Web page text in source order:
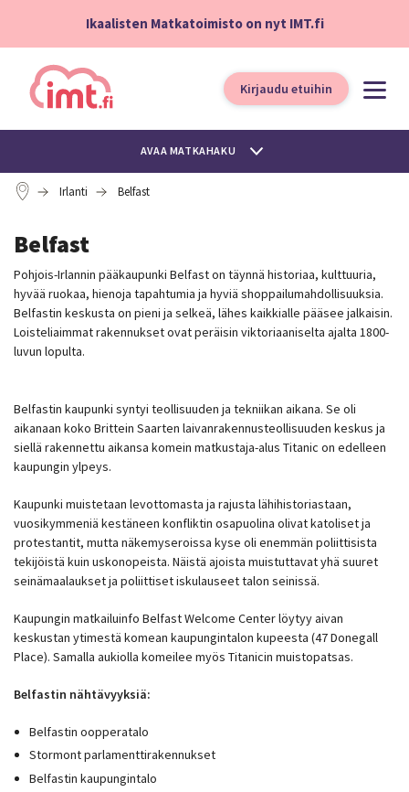
Ikaalisten Matkatoimisto on nyt IMT.fi
Kirjaudu etuihin
AVAA MATKAHAKU
Irlanti Belfast
Belfast
Pohjois-Irlannin pääkaupunki Belfast on täynnä historiaa, kulttuuria,
hyvää ruokaa, hienoja tapahtumia ja hyviä shoppailumahdollisuuksia.
Belfastin keskusta on pieni ja selkeä, lähes kaikkialle pääsee jalkaisin.
Loisteliaimmat rakennukset ovat peräisin viktoriaaniselta ajalta 1800-
luvun lopulta.
Belfastin kaupunki syntyi teollisuuden ja tekniikan aikana. Se oli
aikanaan koko Brittein Saarten laivanrakennusteollisuuden keskus ja
siellä rakennettu aikansa komein matkustaja-alus Titanic on edelleen
kaupungin ylpeys.
Kaupunki muistetaan levottomasta ja rajusta lähihistoriastaan,
vuosikymmeniä kestäneen konfliktin osapuolina olivat katoliset ja
protestantit, mutta näkemyseroissa kyse oli enemmän poliittisista
tekijöistä kuin uskonopeista. Näistä ajoista muistuttavat yhä suuret
seinämaalaukset ja poliittiset iskulauseet talon seinissä.
Kaupungin matkailuinfo Belfast Welcome Center löytyy aivan
keskustan ytimestä komean kaupungintalon kupeesta (47 Donegall
Place). Samalla aukiolla komeilee myös Titanicin muistopatsas.
Belfastin nähtävyyksiä:
Belfastin oopperatalo
Stormont parlamenttirakennukset
Belfastin kaupungintalo